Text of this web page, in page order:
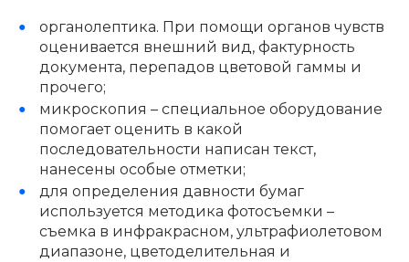
органолептика. При помощи органов чувств
оценивается внешний вид, фактурность
документа, перепадов цветовой гаммы и
прочего;
микроскопия – специальное оборудование
помогает оценить в какой
последовательности написан текст,
нанесены особые отметки;
для определения давности бумаг
используется методика фотосъемки –
съемка в инфракрасном, ультрафиолетовом
диапазоне, цветоделительная и